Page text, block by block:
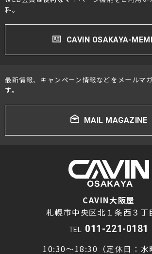
料。
CAVIN OSAKAYA-
最新情報、キャンペーン情報などをメールマ
す。
MAIL MAGAZINE
CAVIN大阪屋
札幌市中央区北１条西３丁
TEL. 011-221-0181
10:30～18:30（定休日：水